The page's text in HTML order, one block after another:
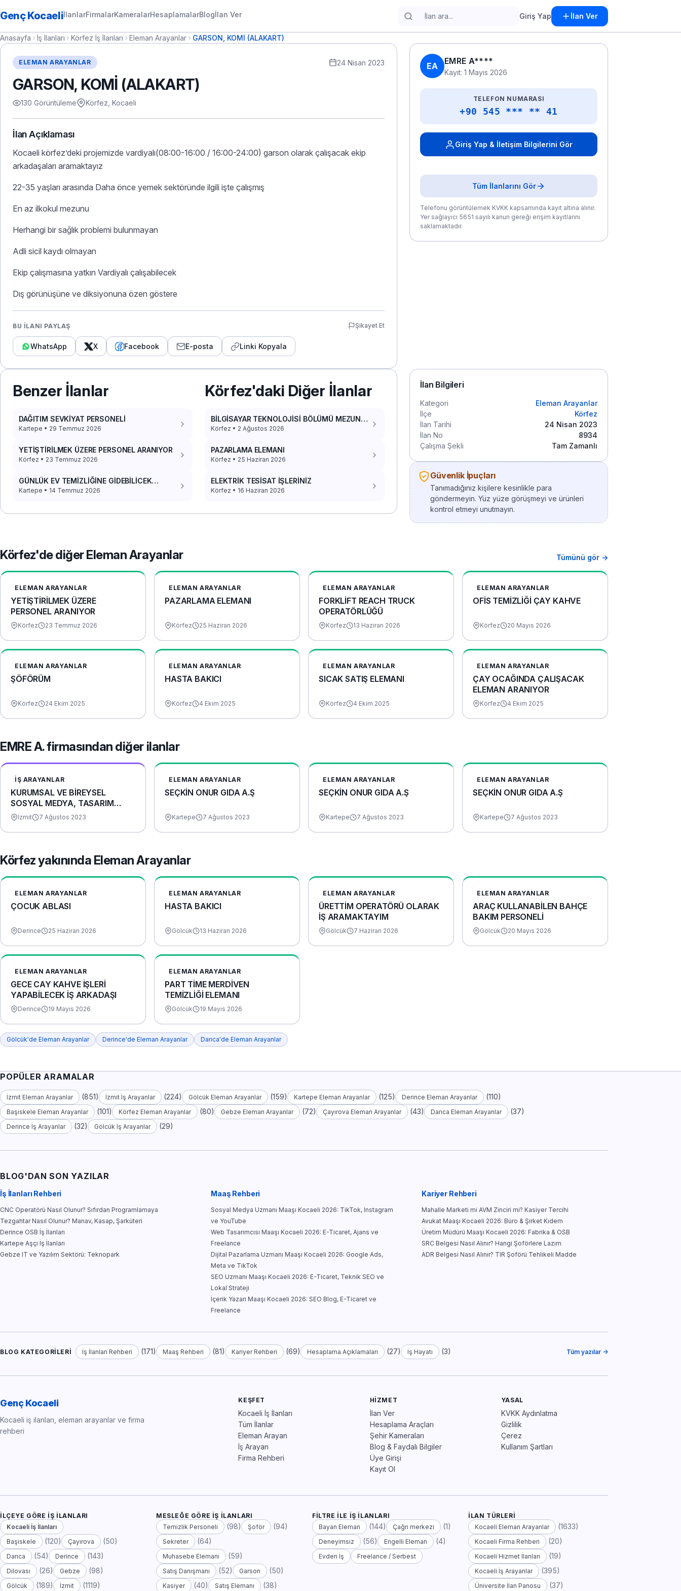
Genç KocaeliİlanlarFirmalarKameralarHesaplamalarBlogİlan Ver Giriş Yap İlan Ver
Anasayfa İş İlanları Körfez İş İlanları Eleman Arayanlar GARSON, KOMİ (ALAKART)
ELEMAN ARAYANLAR 24 Nisan 2023
GARSON, KOMİ (ALAKART)
130 Görüntüleme Körfez, Kocaeli
İlan Açıklaması
Kocaeli körfez’deki projemizde vardiyalı(08:00-16:00 / 16:00-24:00) garson olarak çalışacak ekip
arkadaşaları aramaktayız
22-35 yaşları arasında Daha önce yemek sektöründe ilgili işte çalışmış
En az ilkokul mezunu
Herhangi bir sağlık problemi bulunmayan
Adli sicil kaydı olmayan
Ekip çalışmasına yatkın Vardiyalı çalışabilecek
Dış görünüşüne ve diksiyonuna özen göstere
BU İLANI PAYLAŞ Şikayet Et
WhatsApp X Facebook E-posta Linki Kopyala
EA
EMRE A****
Kayıt: 1 Mayıs 2026
TELEFON NUMARASI
+90 545 *** ** 41
Giriş Yap & İletişim Bilgilerini Gör
Tüm İlanlarını Gör
Telefonu görüntülemek KVKK kapsamında kayıt altına alınır.
Yer sağlayıcı 5651 sayılı kanun gereği erişim kayıtlarını
saklamaktadır.
İlan Bilgileri
Kategori
Eleman Arayanlar
İlçe
Körfez
İlan Tarihi
24 Nisan 2023
İlan No
8934
Çalışma Şekli
Tam Zamanlı
Güvenlik İpuçları
Tanımadığınız kişilere kesinlikle para
göndermeyin. Yüz yüze görüşmeyi ve ürünleri
kontrol etmeyi unutmayın.
Benzer İlanlar
DAĞITIM SEVKİYAT PERSONELİ
Kartepe • 29 Temmuz 2026
YETİŞTİRİLMEK ÜZERE PERSONEL ARANIYOR
Körfez • 23 Temmuz 2026
GÜNLÜK EV TEMİZLİĞİNE GİDEBİLİCEK
PERSONEL
Kartepe • 14 Temmuz 2026
Körfez'daki Diğer İlanlar
BİLGİSAYAR TEKNOLOJİSİ BÖLÜMÜ MEZUN
DACİA DOKKER 2017 PANELVAN ARACIM VAR
Körfez • 2 Ağustos 2026
PAZARLAMA ELEMANI
Körfez • 25 Haziran 2026
ELEKTRİK TESİSAT İŞLERİNİZ
Körfez • 16 Haziran 2026
Körfez'de diğer Eleman Arayanlar Tümünü gör →
ELEMAN ARAYANLAR
YETİŞTİRİLMEK ÜZERE
PERSONEL ARANIYOR
Körfez 23 Temmuz 2026
ELEMAN ARAYANLAR
PAZARLAMA ELEMANI
Körfez 25 Haziran 2026
ELEMAN ARAYANLAR
FORKLİFT REACH TRUCK
OPERATÖRLÜĞÜ
Körfez 13 Haziran 2026
ELEMAN ARAYANLAR
OFİS TEMİZLİĞİ ÇAY KAHVE
Körfez 20 Mayıs 2026
ELEMAN ARAYANLAR
ŞÖFÖRÜM
Körfez 24 Ekim 2025
ELEMAN ARAYANLAR
HASTA BAKICI
Körfez 4 Ekim 2025
ELEMAN ARAYANLAR
SICAK SATIŞ ELEMANI
Körfez 4 Ekim 2025
ELEMAN ARAYANLAR
ÇAY OCAĞINDA ÇALIŞACAK
ELEMAN ARANIYOR
Körfez 4 Ekim 2025
EMRE A. firmasından diğer ilanlar
İŞ ARAYANLAR
KURUMSAL VE BİREYSEL
SOSYAL MEDYA, TASARIM
HİZMETLERİ
İzmit 7 Ağustos 2023
ELEMAN ARAYANLAR
SEÇKİN ONUR GIDA A.Ş
Kartepe 7 Ağustos 2023
ELEMAN ARAYANLAR
SEÇKİN ONUR GIDA A.Ş
Kartepe 7 Ağustos 2023
ELEMAN ARAYANLAR
SEÇKİN ONUR GIDA A.Ş
Kartepe 7 Ağustos 2023
Körfez yakınında Eleman Arayanlar
ELEMAN ARAYANLAR
ÇOCUK ABLASI
Derince 25 Haziran 2026
ELEMAN ARAYANLAR
HASTA BAKICI
Gölcük 13 Haziran 2026
ELEMAN ARAYANLAR
ÜRETTİM OPERATÖRÜ OLARAK
İŞ ARAMAKTAYIM
Gölcük 7 Haziran 2026
ELEMAN ARAYANLAR
ARAÇ KULLANABİLEN BAHÇE
BAKIM PERSONELİ
Gölcük 20 Mayıs 2026
ELEMAN ARAYANLAR
GECE CAY KAHVE İŞLERİ
YAPABİLECEK İŞ ARKADAŞI
Derince 19 Mayıs 2026
ELEMAN ARAYANLAR
PART TİME MERDİVEN
TEMİZLİĞİ ELEMANI
Gölcük 19 Mayıs 2026
Gölcük'de Eleman Arayanlar Derince'de Eleman Arayanlar Darıca'de Eleman Arayanlar
POPÜLER ARAMALAR
İzmit Eleman Arayanlar (851) İzmit İş Arayanlar (224) Gölcük Eleman Arayanlar (159) Kartepe Eleman Arayanlar (125) Derince Eleman Arayanlar (110)
Başiskele Eleman Arayanlar (101) Körfez Eleman Arayanlar (80) Gebze Eleman Arayanlar (72) Çayırova Eleman Arayanlar (43) Darıca Eleman Arayanlar (37)
Derince İş Arayanlar (32) Gölcük İş Arayanlar (29)
BLOG'DAN SON YAZILAR
İş İlanları Rehberi
CNC Operatörü Nasıl Olunur? Sıfırdan Programlamaya
Tezgahtar Nasıl Olunur? Manav, Kasap, Şarküteri
Derince OSB İş İlanları
Kartepe Aşçı İş İlanları
Gebze IT ve Yazılım Sektörü: Teknopark
Maaş Rehberi
Sosyal Medya Uzmanı Maaşı Kocaeli 2026: TikTok, Instagram
ve YouTube
Web Tasarımcısı Maaşı Kocaeli 2026: E-Ticaret, Ajans ve
Freelance
Dijital Pazarlama Uzmanı Maaşı Kocaeli 2026: Google Ads,
Meta ve TikTok
SEO Uzmanı Maaşı Kocaeli 2026: E-Ticaret, Teknik SEO ve
Lokal Strateji
İçerik Yazarı Maaşı Kocaeli 2026: SEO Blog, E-Ticaret ve
Freelance
Kariyer Rehberi
Mahalle Marketi mi AVM Zinciri mi? Kasiyer Tercihi
Avukat Maaşı Kocaeli 2026: Büro & Şirket Kıdem
Üretim Müdürü Maaşı Kocaeli 2026: Fabrika & OSB
SRC Belgesi Nasıl Alınır? Hangi Şoförlere Lazım
ADR Belgesi Nasıl Alınır? TIR Şoförü Tehlikeli Madde
BLOG KATEGORILERI İş İlanları Rehberi (171) Maaş Rehberi (81) Kariyer Rehberi (69) Hesaplama Açıklamaları (27) İş Hayatı (3) Tüm yazılar →
Genç Kocaeli
Kocaeli iş ilanları, eleman arayanlar ve firma
rehberi
KEŞFET
Kocaeli İş İlanları
Tüm İlanlar
Eleman Arayan
İş Arayan
Firma Rehberi
HIZMET
İlan Ver
Hesaplama Araçları
Şehir Kameraları
Blog & Faydalı Bilgiler
Üye Girişi
Kayıt Ol
YASAL
KVKK Aydınlatma
Gizlilik
Çerez
Kullanım Şartları
İLÇEYE GÖRE İŞ İLANLARI
Kocaeli İş İlanları
Başiskele
(120) Çayırova (50)
Darıca (54) Derince (143)
Dilovası (26) Gebze (98)
Gölcük (189) İzmit (1119)
MESLEĞE GÖRE İŞ İLANLARI
Temizlik Personeli
(98) Şoför (94)
Sekreter (64)
Muhasebe Elemanı (59)
Satış Danışmanı (52) Garson (50)
Kasiyer (40) Satış Elemanı (38)
FILTRE ILE İŞ İLANLARI
Bayan Eleman
(144) Çağrı merkezi (1)
Deneyimsiz (56) Engelli Eleman (4)
Evden İş Freelance / Serbest
İLAN TÜRLERI
Kocaeli Eleman Arayanlar
(1633)
Kocaeli Firma Rehberi (20)
Kocaeli Hizmet İlanları (19)
Kocaeli İş Arayanlar (395)
Üniversite İlan Panosu (37)